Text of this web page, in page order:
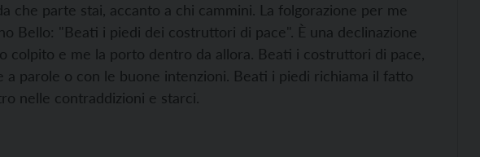
che parte stai, accanto a chi cammini. La folgorazione per me
Bello: "Beati i piedi dei costruttori di pace". È una declinazione
colpito e me la porto dentro da allora. Beati i costruttori di pace,
a parole o con le buone intenzioni. Beati i piedi richiama il fatto
nelle contraddizioni e starci.